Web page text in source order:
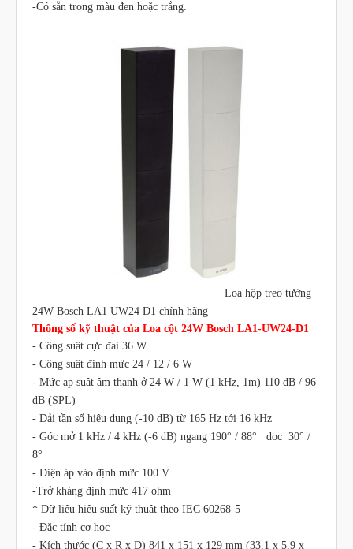
-Có sẵn trong màu đen hoặc trắng.
Loa hộp treo tường
24W Bosch LA1 UW24 D1 chính hãng
Thông số kỹ thuật của Loa cột 24W Bosch LA1-UW24-D1
- Công suât cực đai 36 W
- Công suât đinh mức 24 / 12 / 6 W
- Mức ap suât âm thanh ở 24 W / 1 W (1 kHz, 1m) 110 dB / 96
dB (SPL)
- Dải tần số hiêu dung (-10 dB) từ 165 Hz tới 16 kHz
- Góc mở 1 kHz / 4 kHz (-6 dB) ngang 190° / 88° doc 30° /
8°
- Điện áp vào định mức 100 V
-Trở kháng định mức 417 ohm
* Dữ liệu hiệu suất kỹ thuật theo IEC 60268-5
- Đặc tính cơ học
- Kích thước (C x R x D) 841 x 151 x 129 mm (33,1 x 5,9 x